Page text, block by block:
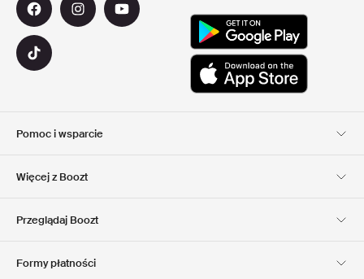
Pomoc i wsparcie
Więcej z Boozt
Przeglądaj Boozt
Formy płatności